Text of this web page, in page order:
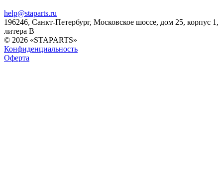
help@staparts.ru
196246, Санкт-Петербург, Московское шоссе, дом 25, корпус 1,
литера В
© 2026 «STAPARTS»
Конфиденциальность
Оферта